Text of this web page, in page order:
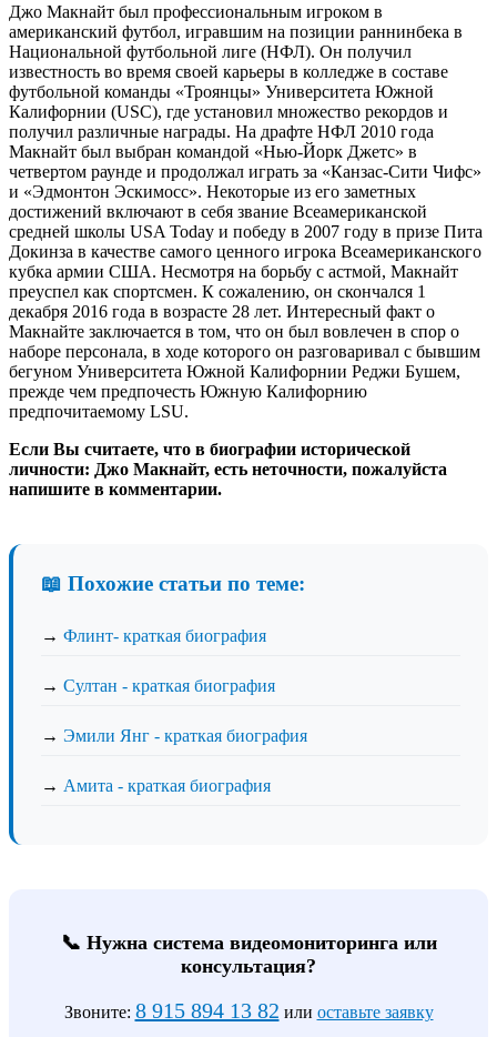
Джо Макнайт был профессиональным игроком в
американский футбол, игравшим на позиции раннинбека в
Национальной футбольной лиге (НФЛ). Он получил
известность во время своей карьеры в колледже в составе
футбольной команды «Троянцы» Университета Южной
Калифорнии (USC), где установил множество рекордов и
получил различные награды. На драфте НФЛ 2010 года
Макнайт был выбран командой «Нью-Йорк Джетс» в
четвертом раунде и продолжал играть за «Канзас-Сити Чифс»
и «Эдмонтон Эскимосс». Некоторые из его заметных
достижений включают в себя звание Всеамериканской
средней школы USA Today и победу в 2007 году в призе Пита
Докинза в качестве самого ценного игрока Всеамериканского
кубка армии США. Несмотря на борьбу с астмой, Макнайт
преуспел как спортсмен. К сожалению, он скончался 1
декабря 2016 года в возрасте 28 лет. Интересный факт о
Макнайте заключается в том, что он был вовлечен в спор о
наборе персонала, в ходе которого он разговаривал с бывшим
бегуном Университета Южной Калифорнии Реджи Бушем,
прежде чем предпочесть Южную Калифорнию
предпочитаемому LSU.
Если Вы считаете, что в биографии исторической
личности: Джо Макнайт, есть неточности, пожалуйста
напишите в комментарии.
📖 Похожие статьи по теме:
→ Флинт- краткая биография
→ Султан - краткая биография
→ Эмили Янг - краткая биография
→ Амита - краткая биография
📞 Нужна система видеомониторинга или
консультация?
Звоните: 8 915 894 13 82 или оставьте заявку